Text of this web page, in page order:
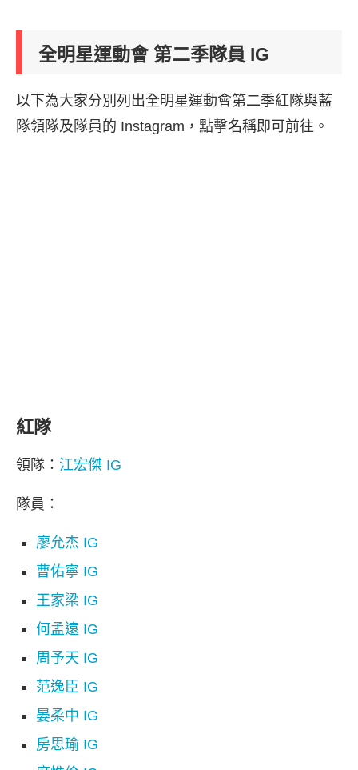
全明星運動會 第二季隊員 IG
以下為大家分別列出全明星運動會第二季紅隊與藍
隊領隊及隊員的 Instagram，點擊名稱即可前往。
紅隊
領隊： 江宏傑 IG
隊員：
廖允杰 IG
曹佑寧 IG
王家梁 IG
何孟遠 IG
周予天 IG
范逸臣 IG
晏柔中 IG
房思瑜 IG